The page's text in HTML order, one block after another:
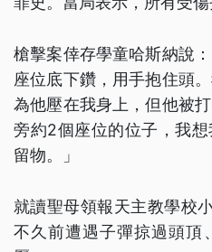
槍擊案倖存學童哈斯納說
座位底下鑽，用手抱住頭
為他壓在我身上，但他被
旁約2個座位的位子，我
留物。」
就讀聖母領報天主教學校
不久前遭遇子彈掠過頭頂